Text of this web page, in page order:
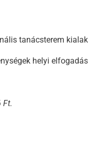
tanácsterem
helyi
Ft.